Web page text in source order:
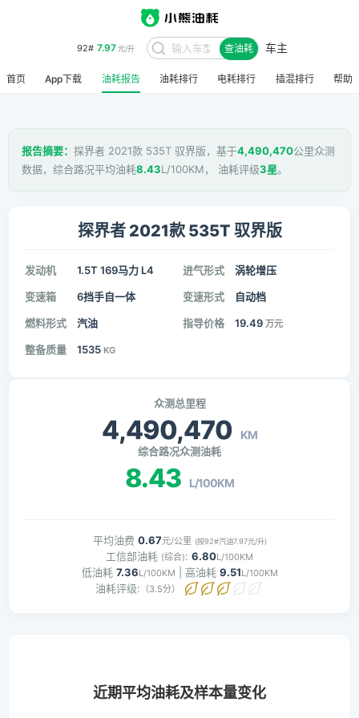
92# 7.97元/升 查油耗 车主
首页 App下载 油耗报告 油耗排行 电耗排行 插混排行 帮助
报告摘要： 探界者 2021款 535T 驭界版，基于4,490,470公里众测
数据，综合路况平均油耗8.43L/100KM， 油耗评级3星。
探界者 2021款 535T 驭界版
发动机 1.5T 169马力 L4 进气形式 涡轮增压
变速箱 6挡手自一体 变速形式 自动档
燃料形式 汽油 指导价格 19.49 万元
整备质量 1535 KG
众测总里程
4,490,470 KM
综合路况众测油耗
8.43 L/100KM
平均油费 0.67元/公里 (按92#汽油7.97元/升)
工信部油耗 (综合): 6.80L/100KM
低油耗 7.36L/100KM | 高油耗 9.51L/100KM
油耗评级: （3.5分）